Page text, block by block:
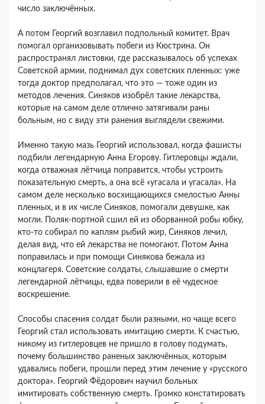
число заключённых.
А потом Георгий возглавил подпольный комитет. Врач
помогал организовывать побеги из Кюстрина. Он
распространял листовки, где рассказывалось об успехах
Советской армии, поднимал дух советских пленных: уже
тогда доктор предполагал, что это — тоже один из
методов лечения. Синяков изобрёл такие лекарства,
которые на самом деле отлично затягивали раны
больным, но с виду эти ранения выглядели свежими.
Именно такую мазь Георгий использовал, когда фашисты
подбили легендарную Анна Егорову. Гитлеровцы ждали,
когда отважная лётчица поправится, чтобы устроить
показательную смерть, а она всё «угасала и угасала». На
самом деле несколько восхищающихся смелостью Анны
пленных, и в их числе Синяков, помогали девушке, как
могли. Поляк-портной сшил ей из оборванной робы юбку,
кто-то собирал по каплям рыбий жир, Синяков лечил,
делая вид, что ей лекарства не помогают. Потом Анна
поправилась и при помощи Синякова бежала из
концлагеря. Советские солдаты, слышавшие о смерти
легендарной лётчицы, едва поверили в её чудесное
воскрешение.
Способы спасения солдат были разными, но чаще всего
Георгий стал использовать имитацию смерти. К счастью,
никому из гитлеровцев не пришло в голову подумать,
почему большинство раненых заключённых, которым
удавались побеги, прошли перед этим лечение у «русского
доктора». Георгий Фёдорович научил больных
имитировать собственную смерть. Громко констатировать